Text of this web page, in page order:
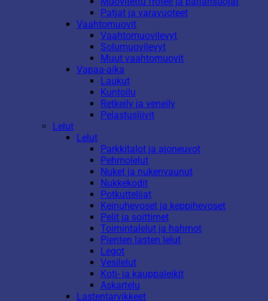
Patjat ja varavuoteet
Vaahtomuovit
Vaahtomuovilevyt
Solumuovilevyt
Muut vaahtomuovit
Vapaa-aika
Laukut
Kuntoilu
Retkeily ja veneily
Pelastusliivit
Lelut
Lelut
Parkkitalot ja ajoneuvot
Pehmolelut
Nuket ja nukenvaunut
Nukkekodit
Potkuttelijat
Keinuhevoset ja keppihevoset
Pelit ja soittimet
Toimintalelut ja hahmot
Pienten lasten lelut
Legot
Vesilelut
Koti- ja kauppaleikit
Askartelu
Lastentarvikkeet